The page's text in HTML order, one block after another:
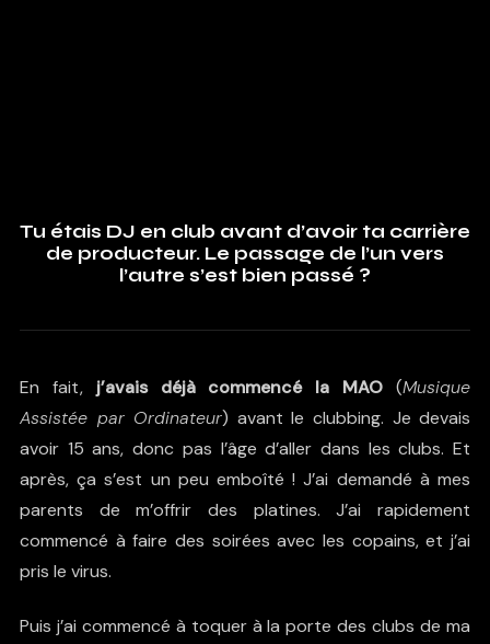
Tu étais DJ en club avant d’avoir ta carrière
de producteur. Le passage de l’un vers
l’autre s’est bien passé ?
En fait, j’avais déjà commencé la MAO(Musique
Assistée par Ordinateur) avant le clubbing. Je devais
avoir 15 ans, donc pas l’âge d’aller dans les clubs. Et
après, ça s’est un peu emboîté ! J’ai demandé à mes
parents de m’offrir des platines. J’ai rapidement
commencé à faire des soirées avec les copains, et j’ai
pris le virus.
Puis j’ai commencé à toquer à la porte des clubs de ma